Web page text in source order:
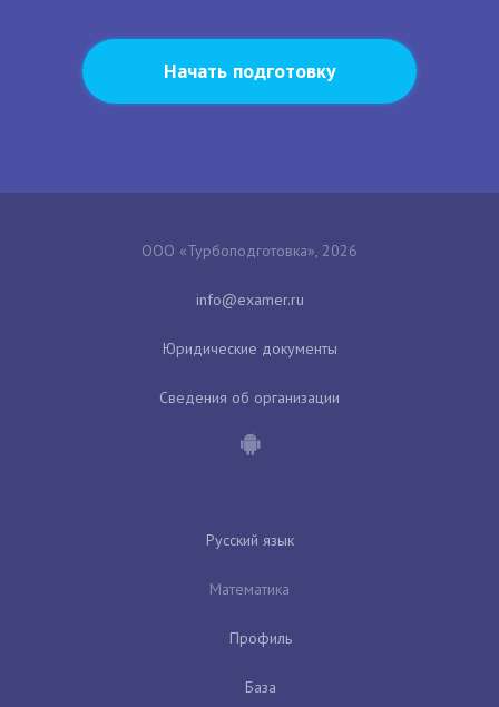
Начать подготовку
ООО «Турбоподготовка», 2026
Юридические документы
Сведения об организации
Русский язык
Математика
Профиль
База